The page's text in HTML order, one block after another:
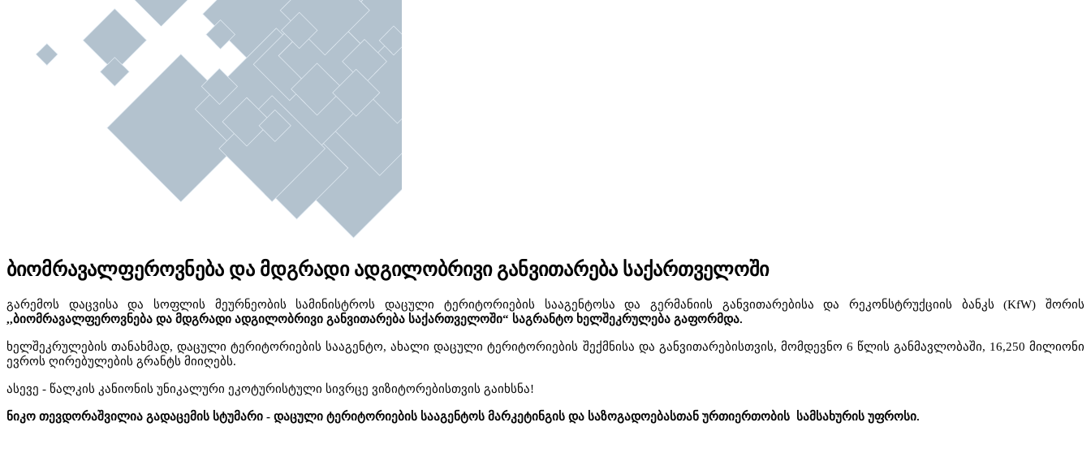
ბიომრავალფეროვნება და მდგრადი ადგილობრივი განვითარება საქართველოში
გარემოს დაცვისა და სოფლის მეურნეობის სამინისტროს დაცული ტერიტორიების სააგენტოსა და გერმანიის განვითარებისა და რეკონსტრუქციის ბანკს (KfW) შორის
,,ბიომრავალფეროვნება და მდგრადი ადგილობრივი განვითარება საქართველოში“ საგრანტო ხელშეკრულება გაფორმდა.
ხელშეკრულების თანახმად,დაცული ტერიტორიების სააგენტო,ახალი დაცული ტერიტორიების შექმნისა და განვითარებისთვის, მომდევნო 6 წლის განმავლობაში, 16,250 მილიონი
ევროს ღირებულების გრანტს მიიღებს.
ასევე - წალკის კანიონის უნიკალური ეკოტურისტული სივრცე ვიზიტორებისთვის გაიხსნა!
ნიკო თევდორაშვილია გადაცემის სტუმარი - დაცული ტერიტორიების სააგენტოს მარკეტინგის და საზოგადოებასთან ურთიერთობის სამსახურის უფროსი.